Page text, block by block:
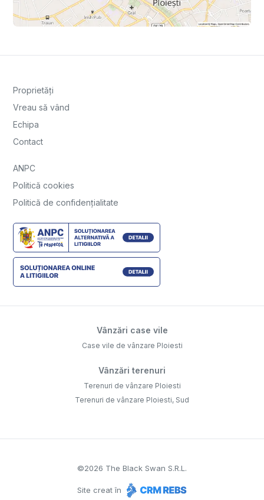
Proprietăți
Vreau să vând
Echipa
Contact
ANPC
Politică cookies
Politică de confidențialitate
Vânzări case vile
Case vile de vânzare Ploiesti
Vânzări terenuri
Terenuri de vânzare Ploiesti
Terenuri de vânzare Ploiesti, Sud
©2026 The Black Swan S.R.L.
Site creat în